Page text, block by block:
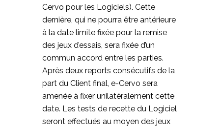
Cervo pour les Logiciels). Cette
dernière, qui ne pourra être antérieure
à la date limite fixée pour la remise
des jeux d’essais, sera fixée d’un
commun accord entre les parties.
Après deux reports consécutifs de la
part du Client final, e-Cervo sera
amenée à fixer unilatéralement cette
date. Les tests de recette du Logiciel
seront effectués au moyen des jeux